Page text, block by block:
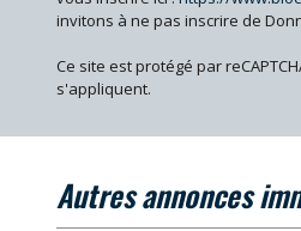
Habitants de moins de 25
Habitants de 25 à 55 ans
Habitants de plus de 55 ans
Nombre d'enfants par
Familles avec 1 ou 2 enfants
invitons à ne pas inscrire de
Ce site est protégé par
s'appliquent.
autres annonces